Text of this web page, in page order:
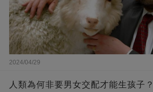
2024/04/29
人類為何非要男女交配才能生孩子